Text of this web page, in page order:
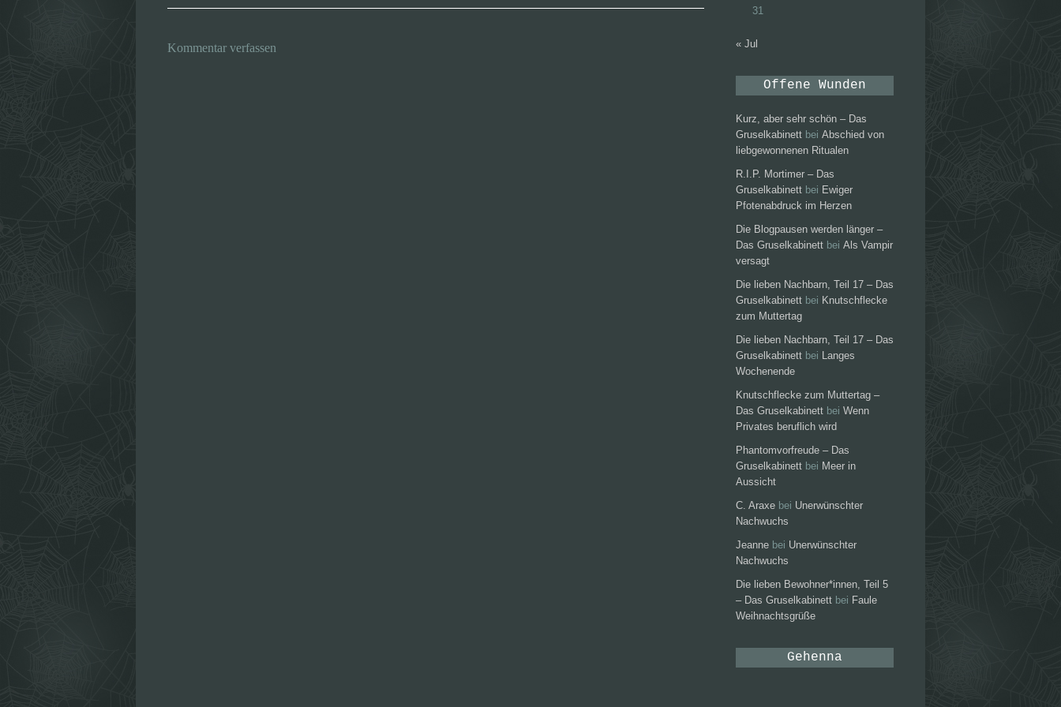
Kommentar verfassen
31
« Jul
Offene Wunden
Kurz, aber sehr schön – Das
Gruselkabinett bei Abschied von
liebgewonnenen Ritualen
R.I.P. Mortimer – Das
Gruselkabinett bei Ewiger
Pfotenabdruck im Herzen
Die Blogpausen werden länger –
Das Gruselkabinett bei Als Vampir
versagt
Die lieben Nachbarn, Teil 17 – Das
Gruselkabinett bei Knutschflecke
zum Muttertag
Die lieben Nachbarn, Teil 17 – Das
Gruselkabinett bei Langes
Wochenende
Knutschflecke zum Muttertag –
Das Gruselkabinett bei Wenn
Privates beruflich wird
Phantomvorfreude – Das
Gruselkabinett bei Meer in
Aussicht
C. Araxe bei Unerwünschter
Nachwuchs
Jeanne bei Unerwünschter
Nachwuchs
Die lieben Bewohner*innen, Teil 5
– Das Gruselkabinett bei Faule
Weihnachtsgrüße
Gehenna